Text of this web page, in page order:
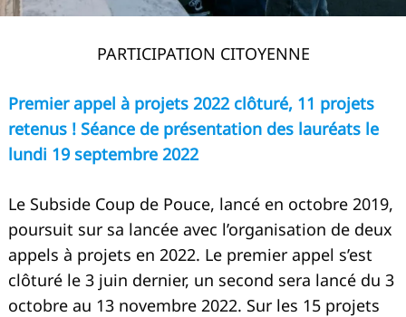
PARTICIPATION CITOYENNE
Premier appel à projets 2022 clôturé, 11 projets
retenus ! Séance de présentation des lauréats le
lundi 19 septembre 2022
Le Subside Coup de Pouce, lancé en octobre 2019,
poursuit sur sa lancée avec l’organisation de deux
appels à projets en 2022. Le premier appel s’est
clôturé le 3 juin dernier, un second sera lancé du 3
octobre au 13 novembre 2022. Sur les 15 projets